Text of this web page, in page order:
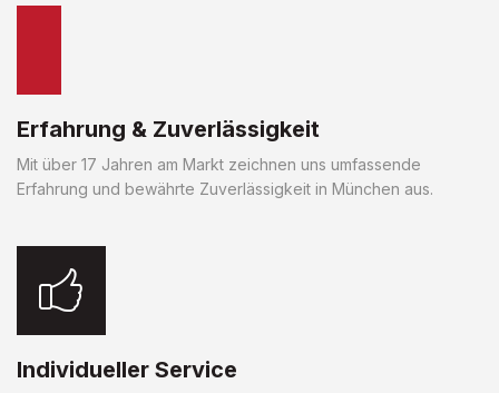
Erfahrung & Zuverlässigkeit
Mit über 17 Jahren am Markt zeichnen uns umfassende
Erfahrung und bewährte Zuverlässigkeit in München aus.
Individueller Service